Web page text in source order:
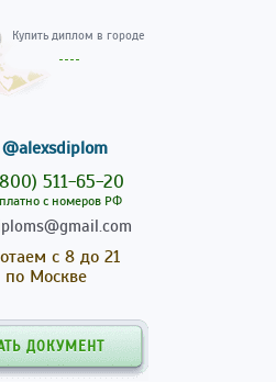
@alexsdiplom
511-65-20
с номеров РФ
с 8 до 21
по Москве
ДОКУМЕНТ